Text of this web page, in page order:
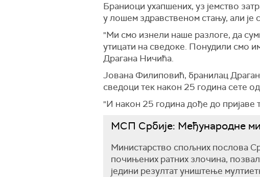
Браниоци ухапшених, уз јемство
у лошем здравственом стању, али је
"Ми смо изнели наше разлоге, да
утицати на сведоке. Понудили смо
Драгана Ничића.
Јована Филиповић, бранилац
сведоци тек након 25 година сете
"И након 25 година дође до пријаве
МСП Србије: Међународне
Министарство спољних послова
почињених ратних злочина,
једини резултат уништење